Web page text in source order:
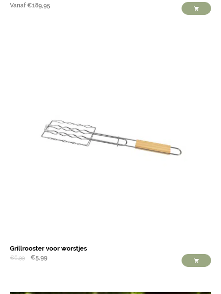
Vanaf €189,95
Grillrooster voor worstjes
€6,99 €5,99